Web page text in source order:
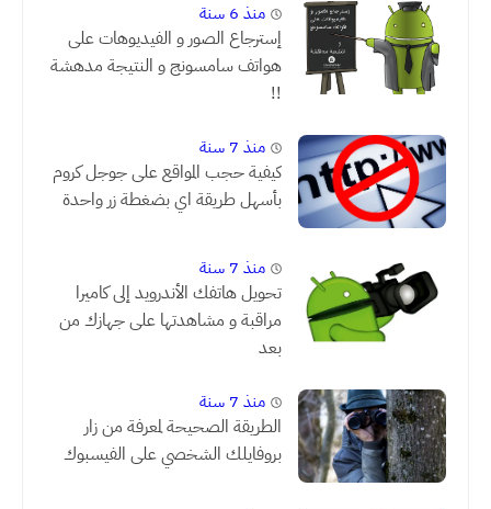
منذ 6 سنة
إسترجاع الصور و الفيديوهات على
هواتف سامسونج و النتيجة مدهشة
!!
منذ 7 سنة
كيفية حجب المواقع على جوجل كروم
بأسهل طريقة اي بضغطة زر واحدة
منذ 7 سنة
تحويل هاتفك الأندرويد إلى كاميرا
مراقبة و مشاهدتها على جهازك من
بعد
منذ 7 سنة
الطريقة الصحيحة لمعرفة من زار
بروفايلك الشخصي على الفيسبوك